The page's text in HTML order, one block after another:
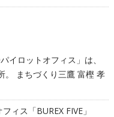
イロットオフィス」は、
。 まちづくり三鷹 富樫 孝
フィス「BUREX FIVE」